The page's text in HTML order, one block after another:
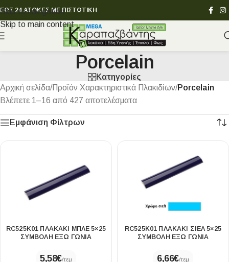
Skip to navigation
Skip to main content
ΕΩΣ 24 ΑΤΟΚΕΣ ΜΕ ΠΙΣΤΩΤΙΚΗ
Porcelain
Κατηγορίες
Αρχική σελίδα/Προϊόν Χαρακτηριστικά Πλακιδίων/Porcelain
Βλέπετε 1–16 από 427 αποτελέσματα
Εμφάνιση Φίλτρων
RC525K01 ΠΛΑΚΑΚΙ ΜΠΛΕ 5×25
ΣΥΜΒΟΛΗ ΕΞΩ ΓΩΝΙΑ
5,58€/τεμ
RC525K01 ΠΛΑΚΑΚΙ ΣΙΕΛ 5×25
ΣΥΜΒΟΛΗ ΕΞΩ ΓΩΝΙΑ
6,66€/τεμ